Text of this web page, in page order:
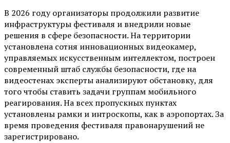
В 2026 году организаторы продолжили развитие
инфраструктуры фестиваля и внедрили новые
решения в сфере безопасности. На территории
установлена сотня инновационных видеокамер,
управляемых искусственным интеллектом, построен
современный штаб службы безопасности, где на
видеостенах эксперты анализируют обстановку, для
того чтобы ставить задачи группам мобильного
реагирования. На всех пропускных пунктах
установлены рамки и интроскопы, как в аэропортах. За
время проведения фестиваля правонарушений не
зарегистрировано.